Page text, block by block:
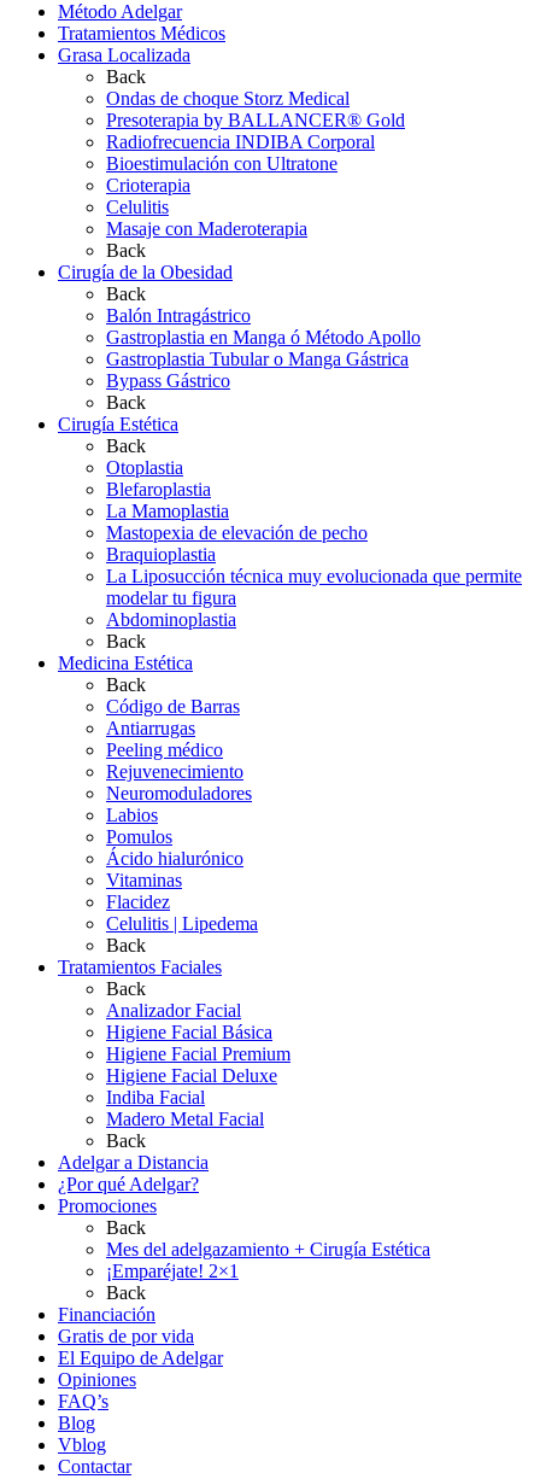
Método Adelgar
Tratamientos Médicos
Grasa Localizada
Back
Ondas de choque Storz Medical
Presoterapia by BALLANCER® Gold
Radiofrecuencia INDIBA Corporal
Bioestimulación con Ultratone
Crioterapia
Celulitis
Masaje con Maderoterapia
Back
Cirugía de la Obesidad
Back
Balón Intragástrico
Gastroplastia en Manga ó Método Apollo
Gastroplastia Tubular o Manga Gástrica
Bypass Gástrico
Back
Cirugía Estética
Back
Otoplastia
Blefaroplastia
La Mamoplastia
Mastopexia de elevación de pecho
Braquioplastia
La Liposucción técnica muy evolucionada que permite
modelar tu figura
Abdominoplastia
Back
Medicina Estética
Back
Código de Barras
Antiarrugas
Peeling médico
Rejuvenecimiento
Neuromoduladores
Labios
Pomulos
Ácido hialurónico
Vitaminas
Flacidez
Celulitis | Lipedema
Back
Tratamientos Faciales
Back
Analizador Facial
Higiene Facial Básica
Higiene Facial Premium
Higiene Facial Deluxe
Indiba Facial
Madero Metal Facial
Back
Adelgar a Distancia
¿Por qué Adelgar?
Promociones
Back
Mes del adelgazamiento + Cirugía Estética
¡Emparéjate! 2×1
Back
Financiación
Gratis de por vida
El Equipo de Adelgar
Opiniones
FAQ’s
Blog
Vblog
Contactar